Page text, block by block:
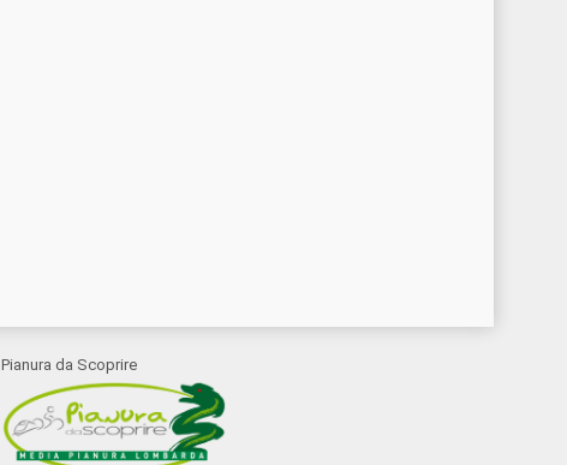
Pianura da Scoprire